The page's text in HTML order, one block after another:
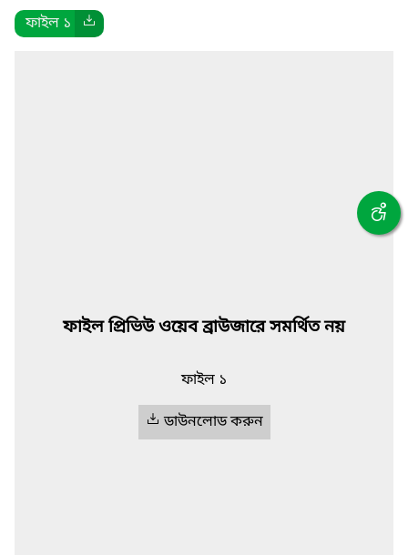
ফাইল ১
ফাইল প্রিভিউ ওয়েব ব্রাউজারে সমর্থিত নয়
ফাইল ১
ডাউনলোড করুন